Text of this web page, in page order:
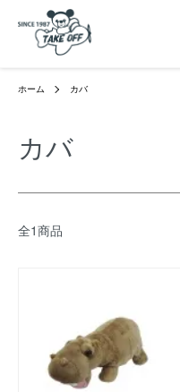
ホーム カバ
カバ
全1商品